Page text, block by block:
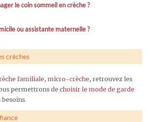
le coin sommeil en crèche ?
ou assistante maternelle ?
crèches
familiale, micro-crèche, retrouvez les
permettrons de choisir le mode de garde
besoins